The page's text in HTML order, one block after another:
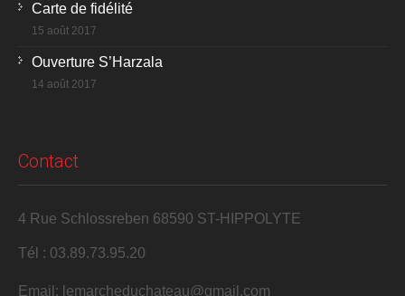
Carte de fidélité
15 août 2017
Ouverture S’Harzala
14 août 2017
Contact
4 Rue Schlossreben 68590 ST-HIPPOLYTE
Tél : 03.89.73.95.20
Email: lemarcheduchateau@gmail.com